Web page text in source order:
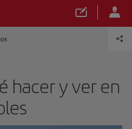
hacer y ver en